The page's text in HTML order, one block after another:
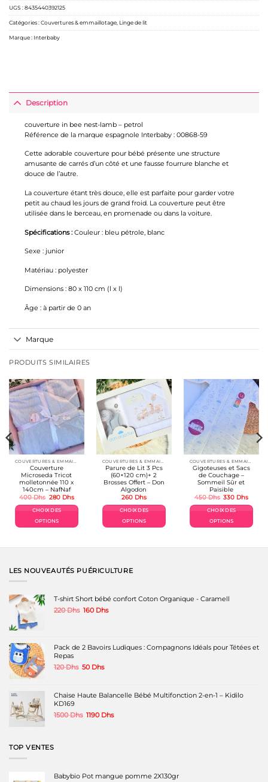
UGS :8435440392125
Catégories :Couvertures & emmaillotage Linge de lit
Marque : Interbaby
Description
couverture in bee nest-lamb – petrol
Référence de la marque espagnole Interbaby : 00868-59
Cette adorable couverture pour bébé présente une structure
amusante de carrés d’un côté et une fausse fourrure blanche et
douce de l’autre.
La couverture étant très douce, elle est parfaite pour garder votre
petit au chaud les jours de grand froid. La couverture peut être
utilisée dans le berceau, en promenade ou dans la voiture.
Spécifications :Couleur : bleu pétrole, blanc
Sexe : junior
Matériau : polyester
Dimensions : 80 x 110 cm (l x l)
Âge : à partir de 0 an
Marque
PRODUITS SIMILAIRES
Couverture
Microseda Tricot
molletonnée 110 x
140cm – NafNaf
400Dhs Le
initial
était :
400 Dhs.
280 DhsLe
actuel
CHOIX DES
OPTIONS
a
variations.
être
choisies
produit
Parure de Lit 3 Pcs
(60×120 cm)+ 2
Brosses Offert – Don
Algodon
260 Dhs
CHOIX DES
OPTIONS
a
être
du
Gigoteuses et Sacs
de Couchage –
Sommeil Sûr et
Paisible
450Dhs Le
initial
était :
450 Dhs.
330 DhsLe
actuel
CHOIX DES
OPTIONS
a
être
du
LES NOUVEAUTÉS PUÉRICULTURE
T-shirt Short bébé confort Coton Organique - Caramell
220Dhs Le
220 Dhs.
160 DhsLe
160 Dhs.
Pack de 2 Bavoirs Ludiques : Compagnons Idéals pour Tétées et
Repas
120Dhs Le
était :
120 Dhs.
50 DhsLe
est :
50 Dhs.
Chaise Haute Balancelle Bébé Multifonction 2-en-1 – Kidilo
KD169
1500Dhs Le
1190 DhsLe
TOP VENTES
Babybio Pot mangue pomme 2X130gr